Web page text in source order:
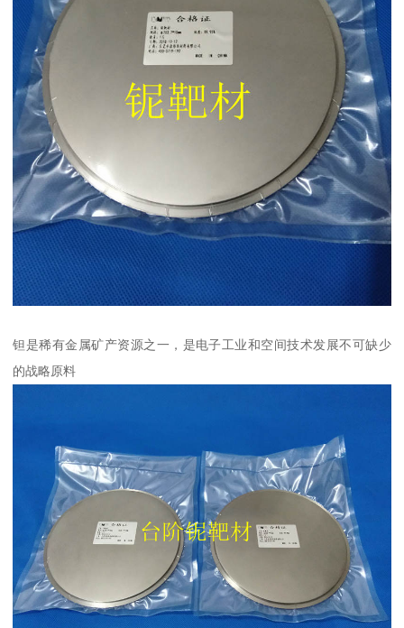
钽是稀有金属矿产资源之一，是电子工业和空间技术发展不可缺少
的战略原料